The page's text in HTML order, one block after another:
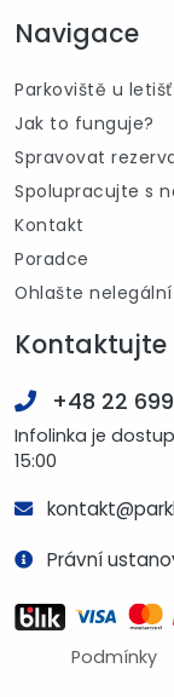
Navigace
Parkoviště u letišť
Jak to funguje?
Spravovat
Spolupracujte s
Kontakt
Poradce
Ohlašte
Kontaktujte
+48 22
Infolinka je
15:00
Právní
Podmínky